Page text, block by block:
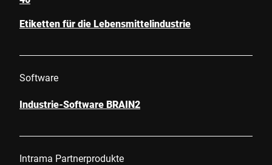
Etiketten für die Lebensmittelindustrie
Software
Industrie-Software BRAIN2
Intrama Partnerprodukte